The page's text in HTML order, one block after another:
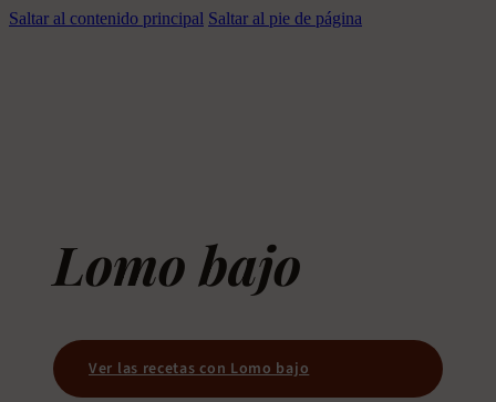
Saltar al contenido principal Saltar al pie de página
Lomo bajo
Ver las recetas con Lomo bajo